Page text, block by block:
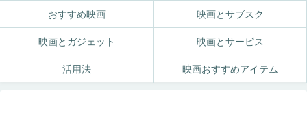
おすすめ映画 映画とサブスク
映画とガジェット 映画とサービス
活用法 映画おすすめアイテム